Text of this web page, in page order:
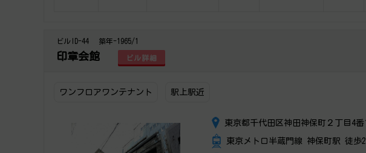
ビルID-44 築年-1965/1
印章会館 ビル詳細
ワンフロアワンテナント 駅上駅近
東京都千代田区神田神保町２丁目4番
東京メトロ半蔵門線 神保町駅 徒歩